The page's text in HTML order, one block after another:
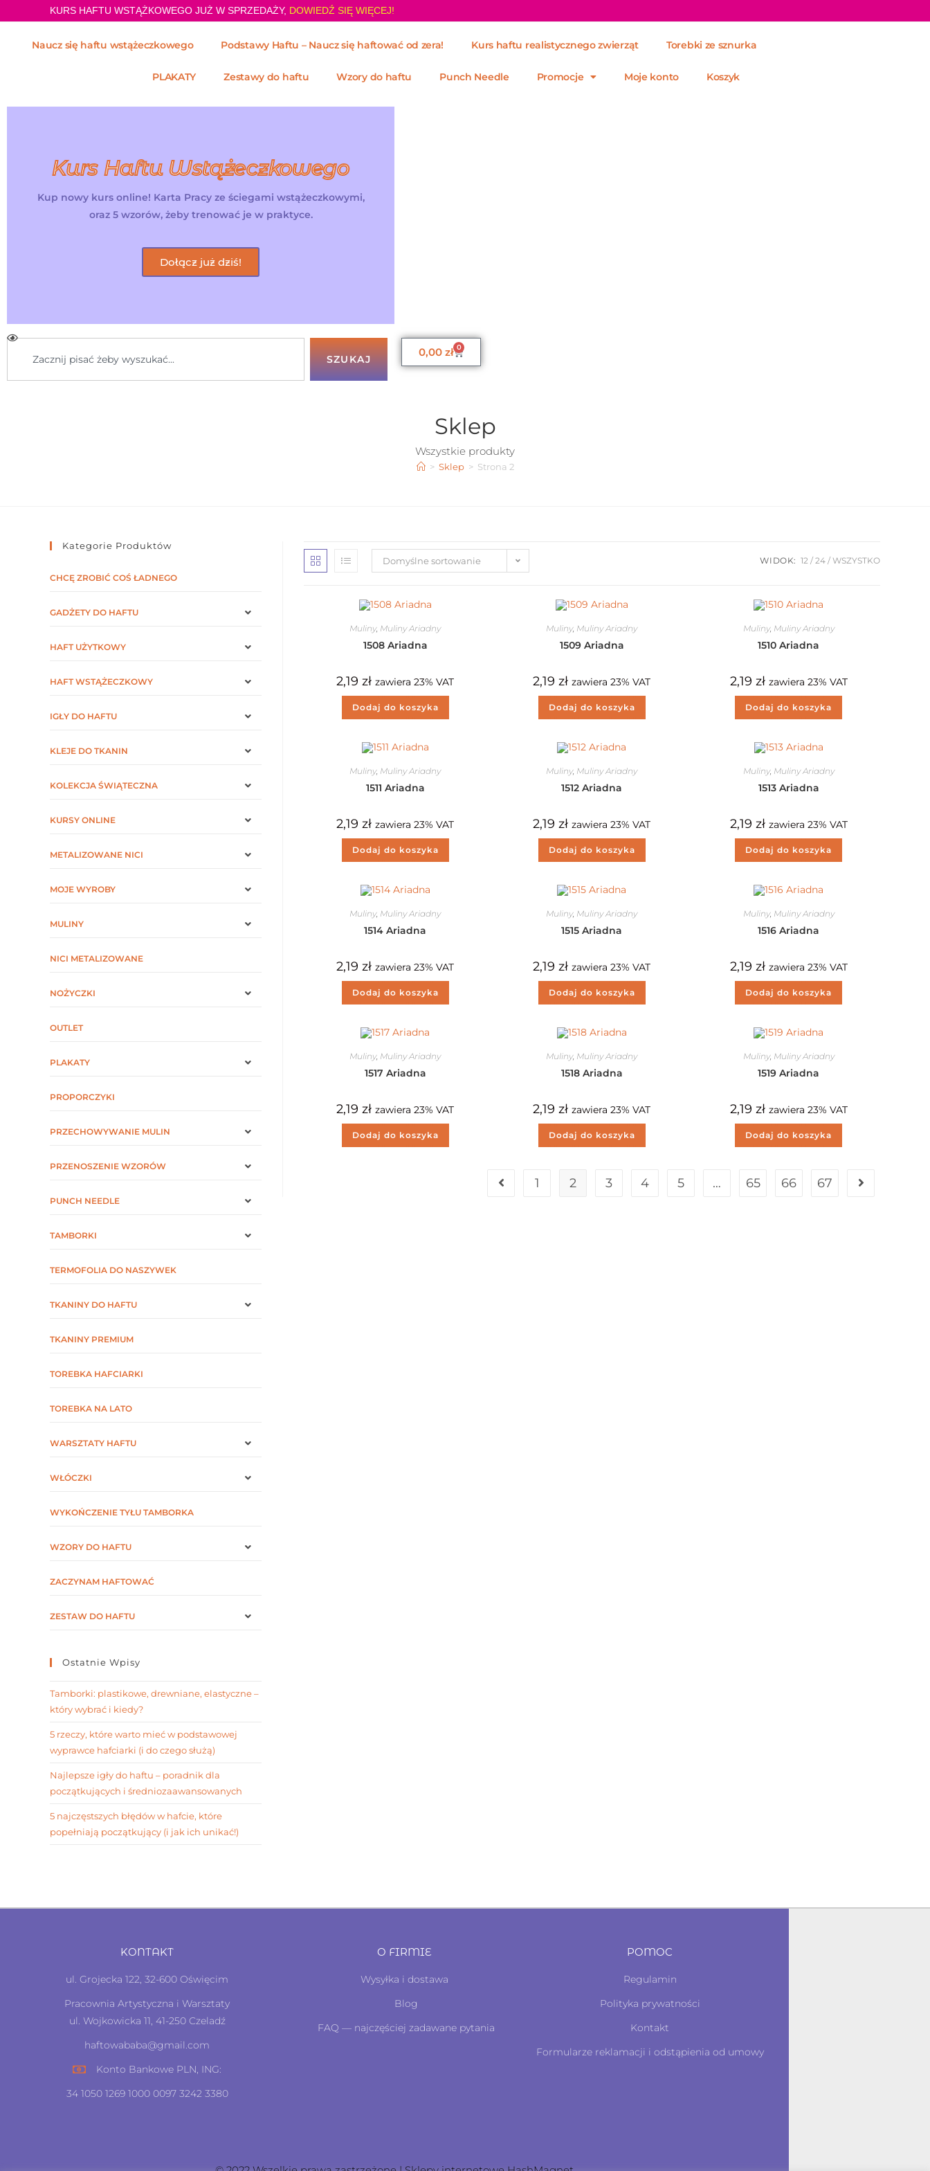
KURS HAFTU WSTĄŻKOWEGO JUŻ W SPRZEDAŻY, DOWIEDŹ SIĘ WIĘCEJ!
Naucz się haftu wstążeczkowego Podstawy Haftu – Naucz się haftować od zera! Kurs haftu realistycznego zwierząt Torebki ze sznurka
PLAKATY Zestawy do haftu Wzory do haftu Punch Needle Promocje Moje konto Koszyk
Kurs Haftu Wstążeczkowego
Kup nowy kurs online! Karta Pracy ze ściegami wstążeczkowymi,
oraz 5 wzorów, żeby trenować je w praktyce.
Dołącz już dziś!
SZUKAJ
0,00 zł 0
Sklep
Wszystkie produkty
> Sklep > Strona 2
Domyślne sortowanie WIDOK: 12 24 WSZYSTKO
Muliny, Muliny Ariadny
1508 Ariadna
2,19zł zawiera 23% VAT
Dodaj do koszyka
Muliny, Muliny Ariadny
1509 Ariadna
2,19zł zawiera 23% VAT
Dodaj do koszyka
Muliny, Muliny Ariadny
1510 Ariadna
2,19 zł zawiera 23% VAT
Dodaj do koszyka
Muliny, Muliny Ariadny
1511 Ariadna
2,19zł zawiera 23% VAT
Dodaj do koszyka
Muliny, Muliny Ariadny
1512 Ariadna
2,19zł zawiera 23% VAT
Dodaj do koszyka
Muliny, Muliny Ariadny
1513 Ariadna
2,19 zł zawiera 23% VAT
Dodaj do koszyka
Muliny, Muliny Ariadny
1514 Ariadna
2,19zł zawiera 23% VAT
Dodaj do koszyka
Muliny, Muliny Ariadny
1515 Ariadna
2,19zł zawiera 23% VAT
Dodaj do koszyka
Muliny, Muliny Ariadny
1516 Ariadna
2,19 zł zawiera 23% VAT
Dodaj do koszyka
Muliny, Muliny Ariadny
1517 Ariadna
2,19zł zawiera 23% VAT
Dodaj do koszyka
Muliny, Muliny Ariadny
1518 Ariadna
2,19zł zawiera 23% VAT
Dodaj do koszyka
Muliny, Muliny Ariadny
1519 Ariadna
2,19 zł zawiera 23% VAT
Dodaj do koszyka
1 2 3 4 5 … 65 66 67
Kategorie Produktów
CHCĘ ZROBIĆ COŚ ŁADNEGO
GADŻETY DO HAFTU
HAFT UŻYTKOWY
HAFT WSTĄŻECZKOWY
IGŁY DO HAFTU
KLEJE DO TKANIN
KOLEKCJA ŚWIĄTECZNA
KURSY ONLINE
METALIZOWANE NICI
MOJE WYROBY
MULINY
NICI METALIZOWANE
NOŻYCZKI
OUTLET
PLAKATY
PROPORCZYKI
PRZECHOWYWANIE MULIN
PRZENOSZENIE WZORÓW
PUNCH NEEDLE
TAMBORKI
TERMOFOLIA DO NASZYWEK
TKANINY DO HAFTU
TKANINY PREMIUM
TOREBKA HAFCIARKI
TOREBKA NA LATO
WARSZTATY HAFTU
WŁÓCZKI
WYKOŃCZENIE TYŁU TAMBORKA
WZORY DO HAFTU
ZACZYNAM HAFTOWAĆ
ZESTAW DO HAFTU
Ostatnie Wpisy
Tamborki: plastikowe, drewniane, elastyczne –
który wybrać i kiedy?
5 rzeczy, które warto mieć w podstawowej
wyprawce hafciarki (i do czego służą)
Najlepsze igły do haftu – poradnik dla
początkujących i średniozaawansowanych
5 najczęstszych błędów w hafcie, które
popełniają początkujący (i jak ich unikać!)
KONTAKT
ul. Grojecka 122, 32-600 Oświęcim
Pracownia Artystyczna i Warsztaty
ul. Wojkowicka 11, 41-250 Czeladź
haftowababa@gmail.com
Konto Bankowe PLN, ING:
34 1050 1269 1000 0097 3242 3380
O FIRMIE
Wysyłka i dostawa
Blog
FAQ — najczęściej zadawane pytania
POMOC
Regulamin
Polityka prywatności
Kontakt
Formularze reklamacji i odstąpienia od umowy